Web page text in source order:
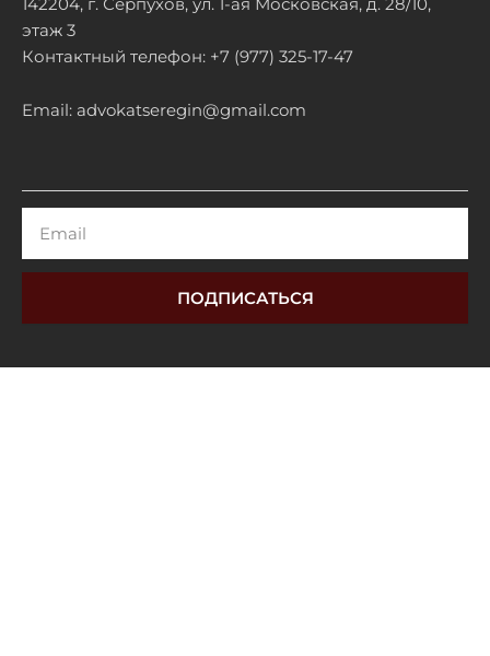
142204, г. Серпухов, ул. 1-ая Московская, д. 28/10,
этаж 3
Контактный телефон: +7 (977) 325-17-47
Email: advokatseregin@gmail.com
ПОДПИСАТЬСЯ